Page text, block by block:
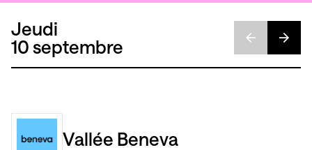
Jeudi
10 septembre
Vallée Beneva